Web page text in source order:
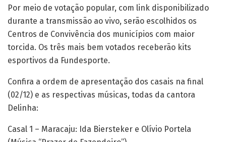
Por meio de votação popular, com link disponibilizado
durante a transmissão ao vivo, serão escolhidos os
Centros de Convivência dos municípios com maior
torcida. Os três mais bem votados receberão kits
esportivos da Fundesporte.
Confira a ordem de apresentação dos casais na final
(02/12) e as respectivas músicas, todas da cantora
Delinha:
Casal 1 – Maracaju: Ida Biersteker e Olívio Portela